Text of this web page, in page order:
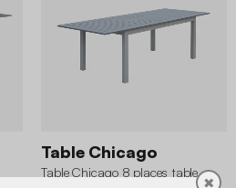
Table Chicago
Table Chicago 8 places table
✖